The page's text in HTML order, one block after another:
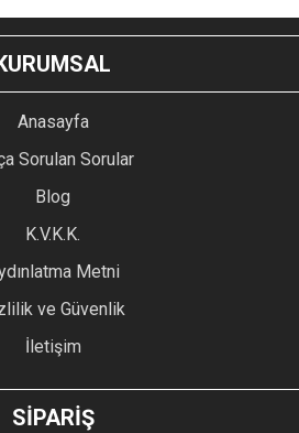
YORUM YAZ
ürün açıklamalarında ve diğer
noktaları öneri formunu
bozuk veya görüntülenemiyor.
eksik bilgiler bulunuyor.
bulunuyor.
daha pahalı.
GÖNDER
Anasayfa
Sorulan Sorular
Blog
K.V.K.K.
Metni
ve Güvenlik
İletişim
SİPARİŞ